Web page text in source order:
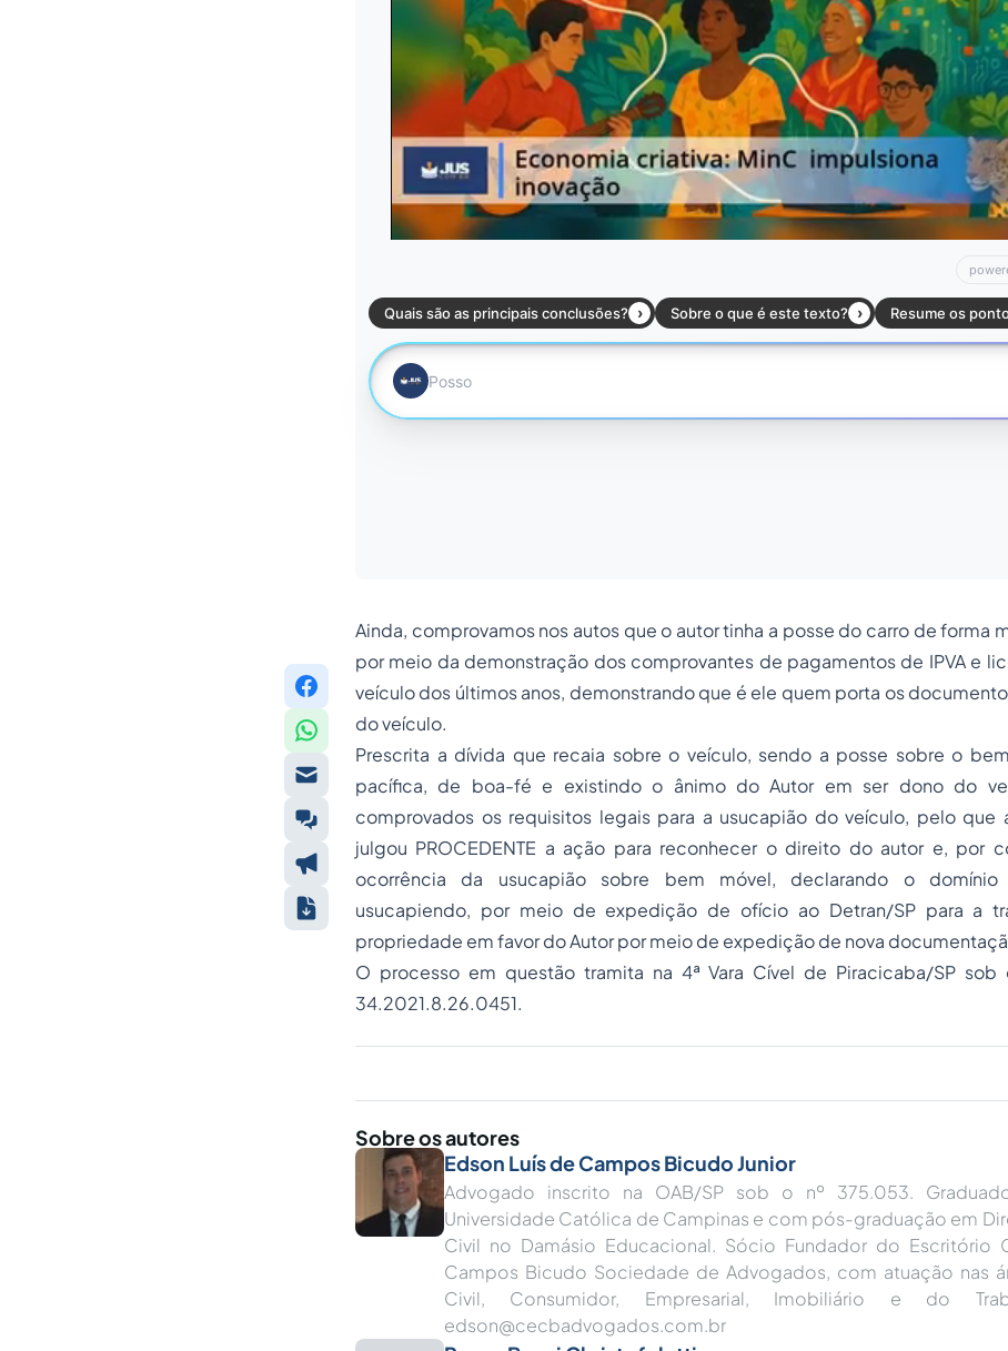
Ainda, comprovamos nos autos que o autor tinha a posse do carro de forma
por meio da demonstração dos comprovantes de pagamentos de IPVA e
veículo dos últimos anos, demonstrando que é ele quem porta os
do veículo.
Prescrita a dívida que recaia sobre o veículo, sendo a posse sobre o
pacífica, de boa-fé e existindo o ânimo do Autor em ser dono do
comprovados os requisitos legais para a usucapião do veículo, pelo que
julgou PROCEDENTE a ação para reconhecer o direito do autor e, por
ocorrência da usucapião sobre bem móvel, declarando o domínio
usucapiendo, por meio de expedição de ofício ao Detran/SP para a
propriedade em favor do Autor por meio de expedição de nova
O processo em questão tramita na 4ª Vara Cível de Piracicaba/SP sob
34.2021.8.26.0451.
Sobre os autores
Edson Luís de Campos Bicudo Junior
Advogado inscrito na OAB/SP sob o nº 375.053.
Universidade Católica de Campinas e com pós-graduação em
Civil no Damásio Educacional. Sócio Fundador do Escritório
Campos Bicudo Sociedade de Advogados, com atuação nas
Civil, Consumidor, Empresarial, Imobiliário e do
edson@cecbadvogados.com.br